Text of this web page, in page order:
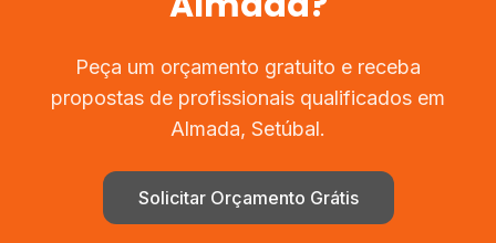
Peça um orçamento gratuito e receba
propostas de profissionais qualificados em
Almada, Setúbal.
Solicitar Orçamento Grátis